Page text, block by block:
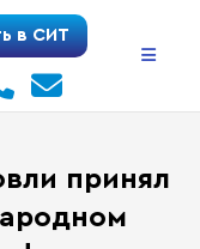
в СИТ
принял